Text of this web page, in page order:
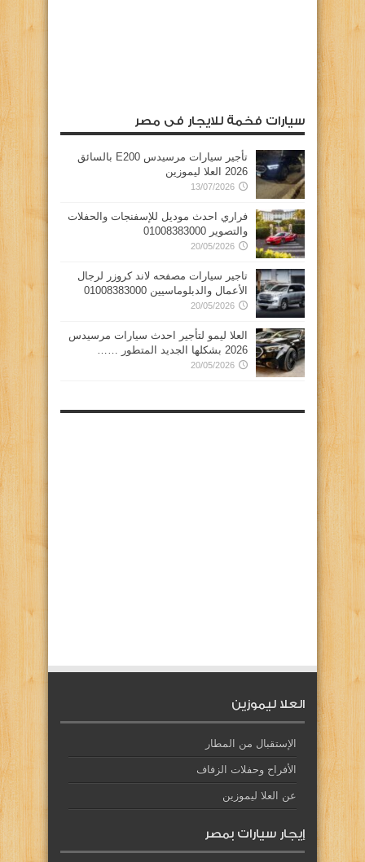
سيارات فخمة للايجار فى مصر
تأجير سيارات مرسيدس E200 بالسائق
2026 العلا ليموزين
13/07/2026
فراري احدث موديل للإسفنجات والحفلات
والتصوير 01008383000
20/05/2026
تاجير سيارات مصفحه لاند كروزر لرجال
الأعمال والدبلوماسيين 01008383000
20/05/2026
العلا ليمو لتأجير احدث سيارات مرسيدس
2026 بشكلها الجديد المتطور ……
20/05/2026
العلا ليموزين
الإستقبال من المطار
الأفراح وحفلات الزفاف
عن العلا ليموزين
إيجار سيارات بمصر